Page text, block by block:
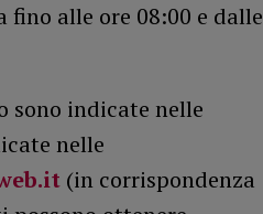
alle ore 08:00 e dalle
sono indicate nelle
nelle
(in corrispondenza